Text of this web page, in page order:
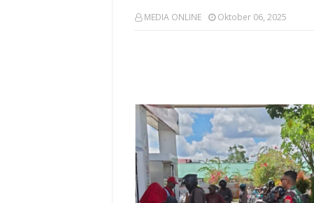
MEDIA ONLINE Oktober 06, 2025